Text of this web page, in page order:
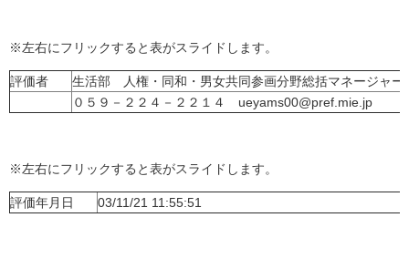
※左右にフリックすると表がスライドします。
評価者
生活部 人権・同和・男女共同参画分野総括マネージャ
０５９－２２４－２２１４ ueyams00@pref.mie.jp
※左右にフリックすると表がスライドします。
評価年月日 03/11/21 11:55:51